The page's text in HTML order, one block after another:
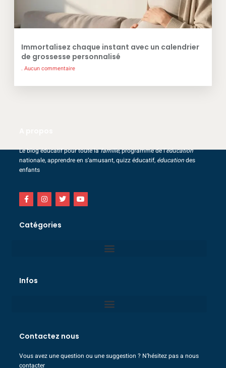
Immortalisez chaque instant avec un calendrier
de grossesse personnalisé
Aucun commentaire
Le blog éducatif pour toute lafamille, programme de l’éducation
nationale, apprendre en s’amusant, quizz éducatif, éducationdes
enfants
Catégories
Infos
Contactez nous
Vous avez une question ou une suggestion ? N’hésitez pas a nous
contacter